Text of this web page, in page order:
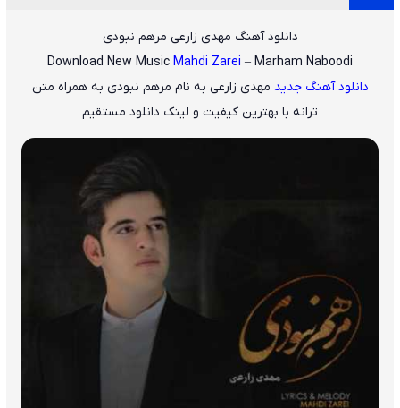
دانلود آهنگ مهدی زارعی مرهم نبودی
Download New Music Mahdi Zarei – Marham Naboodi
دانلود آهنگ جدید مهدی زارعی به نام مرهم نبودی به همراه متن
ترانه با بهترین کیفیت و لینک دانلود مستقیم